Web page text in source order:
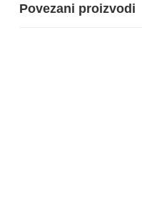
Povezani proizvodi